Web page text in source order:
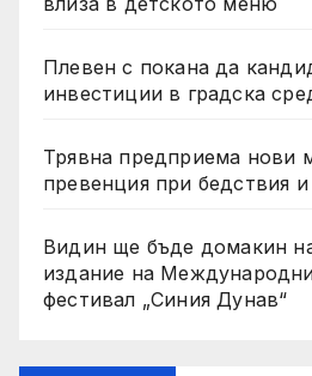
Плевен с покана да
инвестиции в градска
Трявна предприема нови
превенция при бедствия
Видин ще бъде домакин
издание на
фестивал „Синия Дунав“